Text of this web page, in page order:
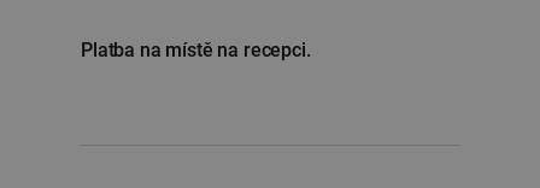
Platba na místě na recepci.